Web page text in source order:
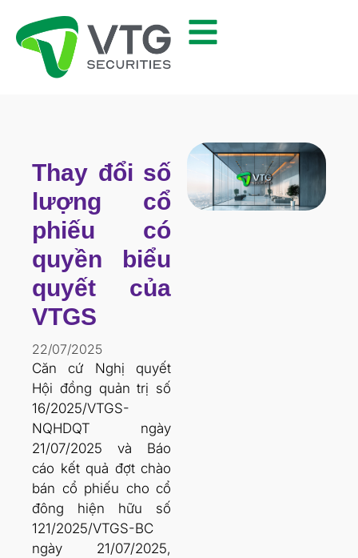
Thay đổi số
lượng cổ
phiếu có
quyền biểu
quyết của
VTGS
22/07/2025
Căn cứ Nghị quyết
Hội đồng quản trị số
16/2025/VTGS-
NQHDQT ngày
21/07/2025 và Báo
cáo kết quả đợt chào
bán cổ phiếu cho cổ
đông hiện hữu số
121/2025/VTGS-BC
ngày 21/07/2025,